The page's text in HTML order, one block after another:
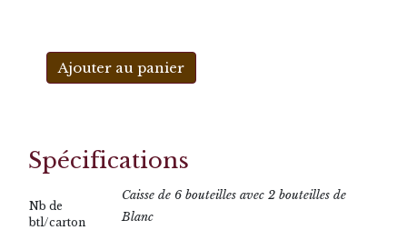
Ajouter au panier
Spécifications
Nb de
btl/carton
Caisse de 6 bouteilles avec 2 bouteilles de
Blanc